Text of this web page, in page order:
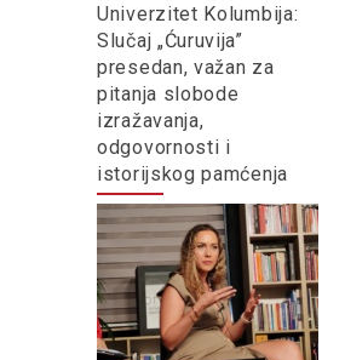
Univerzitet Kolumbija:
Slučaj „Ćuruvija”
presedan, važan za
pitanja slobode
izražavanja,
odgovornosti i
istorijskog pamćenja